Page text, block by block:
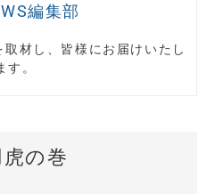
編集部
材し、皆様にお届けいたし
す。
の巻